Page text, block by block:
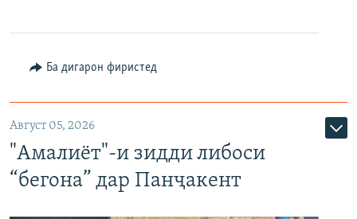
Ба дигарон фиристед
Август 05, 2026
"Амалиёт"-и зидди либоси
“бегона” дар Панҷакент